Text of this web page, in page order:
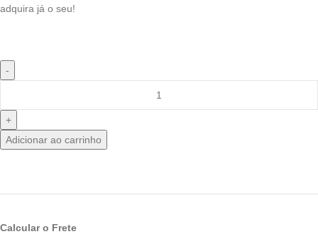
adquira já o seu!
Adicionar ao carrinho
Calcular o Frete